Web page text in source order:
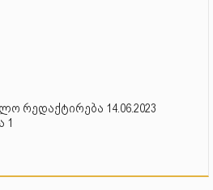
რედაქტირება 14.06.2023
1